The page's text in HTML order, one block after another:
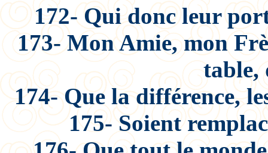
172- Qui donc leur
173- Mon Amie, mon
table,
174- Que la différence,
175- Soient